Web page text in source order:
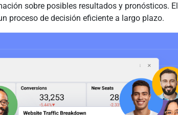
sobre posibles resultados y pronósticos. El
proceso de decisión eficiente a largo plazo.